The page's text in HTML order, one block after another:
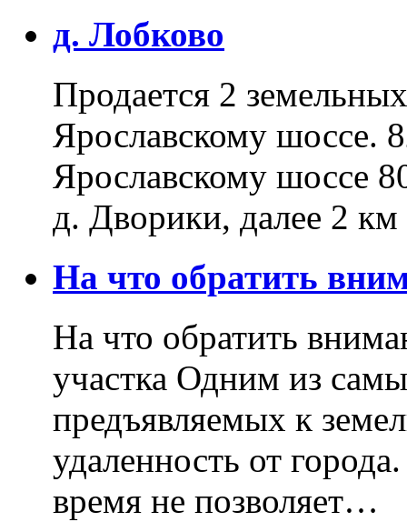
д. Лобково
Продается 2
Ярославскому
Ярославскому шоссе
д. Дворики, далее 2
На что обратить
На что обратить
участка Одним из
предъявляемых к
удаленность от
время не позволяет…